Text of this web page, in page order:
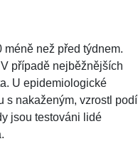
než před týdnem.
případě nejběžnějších
U epidemiologické
nakaženým, vzrostl podíl
jsou testováni lidé